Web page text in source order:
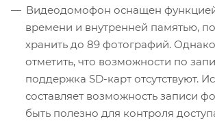
Видеодомофон оснащен
времени и внутренней памятью,
хранить до 89 фотографий.
отметить, что возможности по
поддержка SD-карт отсутствуют.
составляет возможность записи
быть полезно для контроля